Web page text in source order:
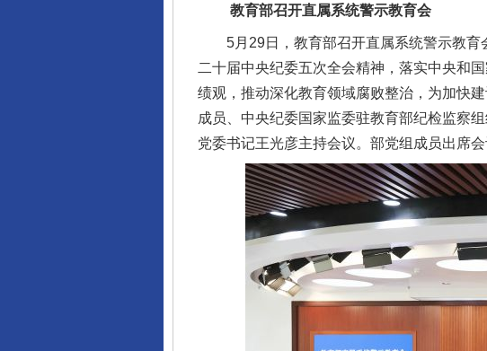
教育部召开直属系统警示教育会
5月29日，教育部召开直属系统警示教育
二十届中央纪委五次全会精神，落实中央和
绩观，推动深化教育领域腐败整治，为加快
成员、中央纪委国家监委驻教育部纪检监察
党委书记王光彦主持会议。部党组成员出席会
完善运行机制助力责任有效落实